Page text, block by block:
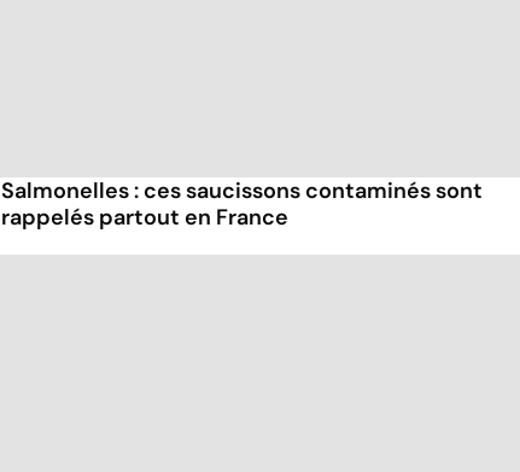
Salmonelles : ces saucissons contaminés sont
rappelés partout en France